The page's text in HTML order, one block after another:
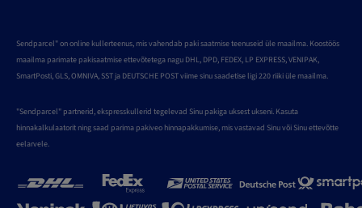
Sendparcel" on online kullerteenus, mis vahendab paki saatmise teenuseid üle maailma. Koostöös
maailma parimate pakisaatmise ettevõtetega nagu DHL, DPD, FEDEX, LP EXPRESS, VENIPAK,
SmartPosti, GLS, OMNIVA, SST ja DEUTSCHE POST viime sinu saadetise ligi 220 riiki üle maailma.
"Sendparcel" partnerid, ekspresskullerid tegelevad Sinu pakiga uksest ukseni. Kasuta
hinnakalkulaatorit ning saad parima pakiveo hinnapakkumise, mis vastavad Sinu või Sinu ettevõtte
eelarvele.